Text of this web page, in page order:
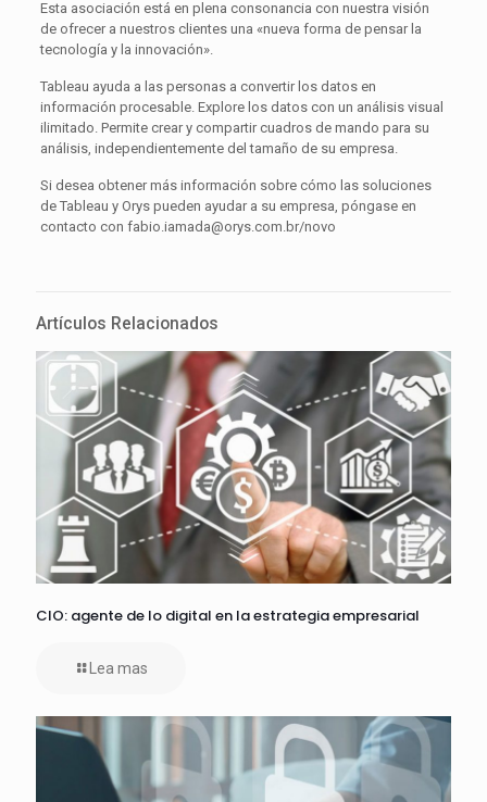
Esta asociación está en plena consonancia con nuestra visión
de ofrecer a nuestros clientes una «nueva forma de pensar la
tecnología y la innovación».
Tableau ayuda a las personas a convertir los datos en
información procesable. Explore los datos con un análisis visual
ilimitado. Permite crear y compartir cuadros de mando para su
análisis, independientemente del tamaño de su empresa.
Si desea obtener más información sobre cómo las soluciones
de Tableau y Orys pueden ayudar a su empresa, póngase en
contacto con fabio.iamada@orys.com.br/novo
Artículos Relacionados
CIO: agente de lo digital en la estrategia empresarial
Lea mas